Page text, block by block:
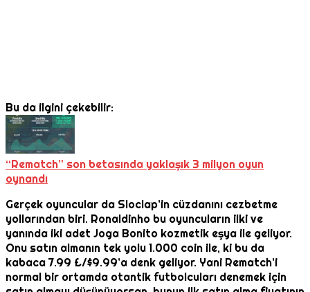
Bu da ilgini çekebilir:
“Rematch” son betasında yaklaşık 3 milyon oyun
oynandı
Gerçek oyuncular da Sloclap’in cüzdanını cezbetme
yollarından biri. Ronaldinho bu oyuncuların ilki ve
yanında iki adet Joga Bonito kozmetik eşya ile geliyor.
Onu satın almanın tek yolu 1.000 coin ile, ki bu da
kabaca 7.99 £/$9.99’a denk geliyor. Yani Rematch’i
normal bir ortamda otantik futbolcuları denemek için